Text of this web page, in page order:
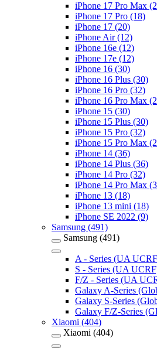
iPhone 17 Pro Max
iPhone 17 Pro (18)
iPhone 17 (20)
iPhone Air (12)
iPhone 16e (12)
iPhone 17e (12)
iPhone 16 (30)
iPhone 16 Plus (30)
iPhone 16 Pro (32)
iPhone 16 Pro Max
iPhone 15 (30)
iPhone 15 Plus (30)
iPhone 15 Pro (32)
iPhone 15 Pro Max
iPhone 14 (36)
iPhone 14 Plus (36)
iPhone 14 Pro (32)
iPhone 14 Pro Max
iPhone 13 (18)
iPhone 13 mini (18)
iPhone SE 2022 (9)
Samsung (491)
Samsung (491)
A - Series (UA
S - Series (UA
F/Z - Series (UA
Galaxy A-Series
Galaxy S-Series
Galaxy F/Z-Series
Xiaomi (404)
Xiaomi (404)